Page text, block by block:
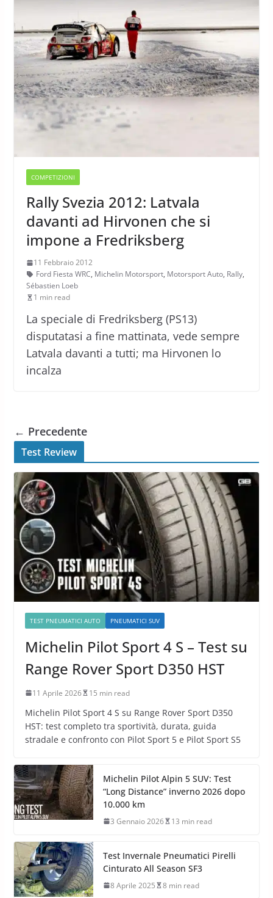
COMPETIZIONI
Rally Svezia 2012: Latvala
davanti ad Hirvonen che si
impone a Fredriksberg
11 Febbraio 2012
Ford Fiesta WRC, Michelin Motorsport, Motorsport Auto, Rally,
Sébastien Loeb
1 min read
La speciale di Fredriksberg (PS13)
disputatasi a fine mattinata, vede sempre
Latvala davanti a tutti; ma Hirvonen lo
incalza
← Precedente
Test Review
TEST PNEUMATICI AUTO PNEUMATICI SUV
Michelin Pilot Sport 4 S – Test su
Range Rover Sport D350 HST
11 Aprile 2026 15 min read
Michelin Pilot Sport 4 S su Range Rover Sport D350
HST: test completo tra sportività, durata, guida
stradale e confronto con Pilot Sport 5 e Pilot Sport S5
Michelin Pilot Alpin 5 SUV: Test
“Long Distance” inverno 2026 dopo
10.000 km
3 Gennaio 2026 13 min read
Test Invernale Pneumatici Pirelli
Cinturato All Season SF3
8 Aprile 2025 8 min read